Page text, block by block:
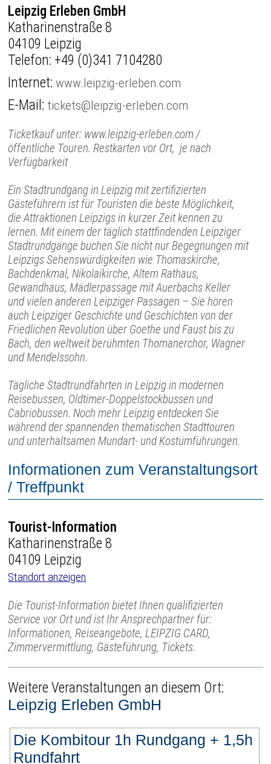
Leipzig Erleben GmbH
Katharinenstraße 8
04109 Leipzig
Telefon: +49 (0)341 7104280
Internet:www.leipzig-erleben.com
E-Mail: tickets@leipzig-erleben.com
Ticketkauf unter: www.leipzig-erleben.com /
öffentliche Touren. Restkarten vor Ort, je nach
Verfügbarkeit
Ein Stadtrundgang in Leipzig mit zertifizierten
Gästeführern ist für Touristen die beste Möglichkeit,
die Attraktionen Leipzigs in kurzer Zeit kennen zu
lernen. Mit einem der täglich stattfindenden Leipziger
Stadtrundgänge buchen Sie nicht nur Begegnungen mit
Leipzigs Sehenswürdigkeiten wie Thomaskirche,
Bachdenkmal, Nikolaikirche, Altem Rathaus,
Gewandhaus, Mädlerpassage mit Auerbachs Keller
und vielen anderen Leipziger Passagen – Sie hören
auch Leipziger Geschichte und Geschichten von der
Friedlichen Revolution über Goethe und Faust bis zu
Bach, den weltweit berühmten Thomanerchor, Wagner
und Mendelssohn.
Tägliche Stadtrundfahrten in Leipzig in modernen
Reisebussen, Oldtimer-Doppelstockbussen und
Cabriobussen. Noch mehr Leipzig entdecken Sie
während der spannenden thematischen Stadttouren
und unterhaltsamen Mundart- und Kostümführungen.
Informationen zum Veranstaltungsort
/ Treffpunkt
Tourist-Information
Katharinenstraße 8
04109 Leipzig
Standort anzeigen
Die Tourist-Information bietet Ihnen qualifizierten
Service vor Ort und ist Ihr Ansprechpartner für:
Informationen, Reiseangebote, LEIPZIG CARD,
Zimmervermittlung, Gästeführung, Tickets.
Weitere Veranstaltungen an diesem Ort:
Leipzig Erleben GmbH
Die Kombitour 1h Rundgang + 1,5h
Rundfahrt